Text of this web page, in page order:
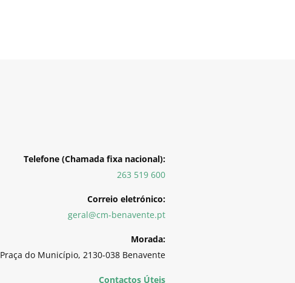
Telefone (Chamada fixa nacional):
263 519 600
Correio eletrónico:
geral@cm-benavente.pt
Morada:
Praça do Município, 2130-038 Benavente
Contactos Úteis